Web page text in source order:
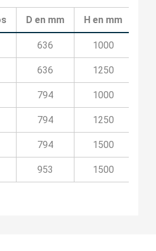
D en mm H en mm
636 1000
636 1250
794 1000
794 1250
794 1500
953 1500